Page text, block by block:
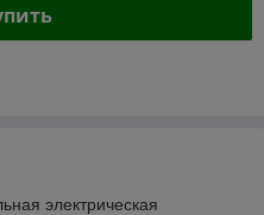
электрическая